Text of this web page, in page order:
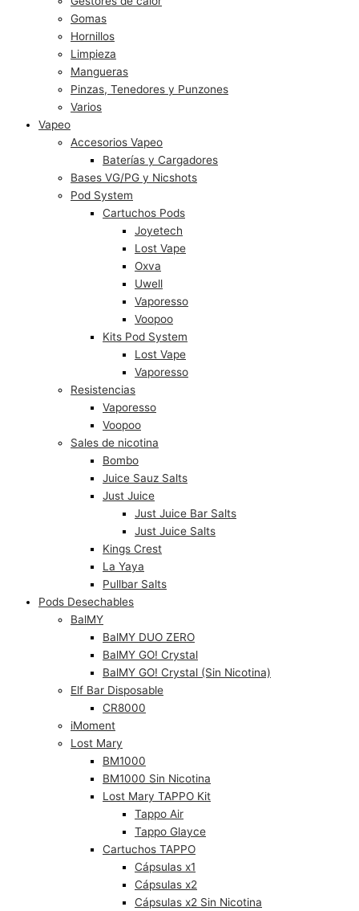
Gomas
Hornillos
Limpieza
Mangueras
Pinzas, Tenedores y Punzones
Varios
Vapeo
Accesorios Vapeo
Baterías y Cargadores
Bases VG/PG y Nicshots
Pod System
Cartuchos Pods
Joyetech
Lost Vape
Oxva
Uwell
Vaporesso
Voopoo
Kits Pod System
Lost Vape
Vaporesso
Resistencias
Vaporesso
Voopoo
Sales de nicotina
Bombo
Juice Sauz Salts
Just Juice
Just Juice Bar Salts
Just Juice Salts
Kings Crest
La Yaya
Pullbar Salts
Pods Desechables
BalMY
BalMY DUO ZERO
BalMY GO! Crystal
BalMY GO! Crystal (Sin Nicotina)
Elf Bar Disposable
CR8000
iMoment
Lost Mary
BM1000
BM1000 Sin Nicotina
Lost Mary TAPPO Kit
Tappo Air
Tappo Glayce
Cartuchos TAPPO
Cápsulas x1
Cápsulas x2
Cápsulas x2 Sin Nicotina